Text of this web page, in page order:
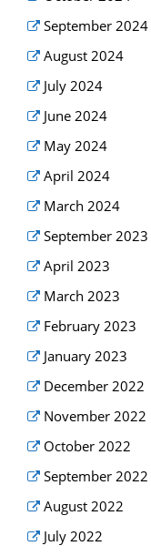
September 2024
August 2024
July 2024
June 2024
May 2024
April 2024
March 2024
September 2023
April 2023
March 2023
February 2023
January 2023
December 2022
November 2022
October 2022
September 2022
August 2022
July 2022